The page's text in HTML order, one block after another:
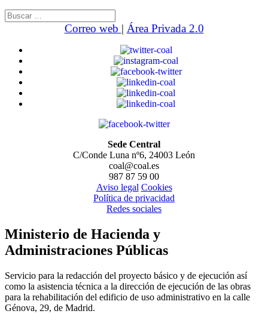
Buscar:
Correo web | Área Privada 2.0
Sede Central
C/Conde Luna nº6, 24003 León
coal@coal.es
987 87 59 00
Aviso legal Cookies
Política de privacidad
Redes sociales
Ministerio de Hacienda y
Administraciones Públicas
Servicio para la redacción del proyecto básico y de ejecución así
como la asistencia técnica a la dirección de ejecución de las obras
para la rehabilitación del edificio de uso administrativo en la calle
Génova, 29, de Madrid.